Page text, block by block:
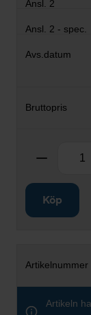
Ta bort
Köp
Artikeln